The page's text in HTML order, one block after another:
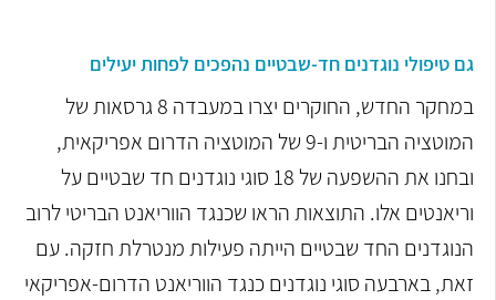
גם טיפולי נוגדנים חד-שבטיים נהפכים לפחות יעילים
במחקר החדש, החוקרים יצרו במעבדה 8 גרסאות של
המוטציה הבריטית ו-9 של המוטציה הדרום אפריקאית,
ובחנו את ההשפעה של 18 סוגי נוגדנים חד שבטיים על
וריאנטים אלו. התוצאות הראו שכנגד הווריאנט הבריטי לרוב
הנוגדנים החד שבטיים הייתה פעילות מנטרלת חזקה. עם
זאת, בארבעה סוגי נוגדנים כנגד הווריאנט הדרום-אפריקאי